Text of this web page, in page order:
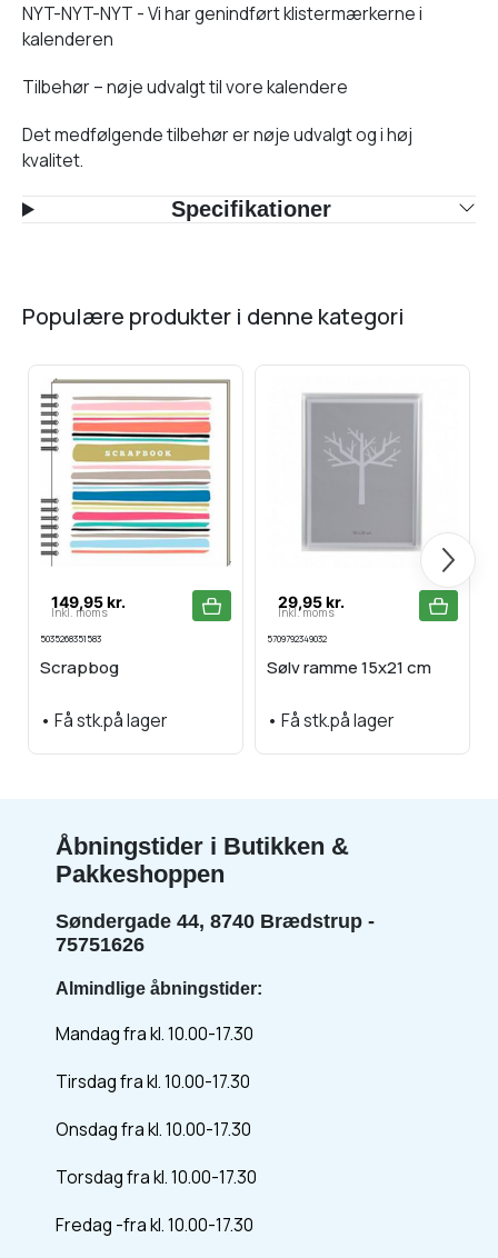
NYT-NYT-NYT - Vi har genindført klistermærkerne i
kalenderen
Tilbehør – nøje udvalgt til vore kalendere
Det medfølgende tilbehør er nøje udvalgt og i høj
kvalitet.
Specifikationer
populære produkter i denne kategori
Næste
149,95 kr.
Inkl. moms
5035268351583
Scrapbog
• Få stk.på lager
29,95 kr.
Inkl. moms
5709792349032
Sølv ramme 15x21 cm
• Få stk.på lager
Åbningstider i Butikken &
Pakkeshoppen
Søndergade 44, 8740 Brædstrup -
75751626
Almindlige åbningstider:
Mandag fra kl. 10.00-17.30
Tirsdag fra kl. 10.00-17.30
Onsdag fra kl. 10.00-17.30
Torsdag fra kl. 10.00-17.30
Fredag -fra kl. 10.00-17.30